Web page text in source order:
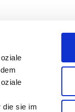
die sie im